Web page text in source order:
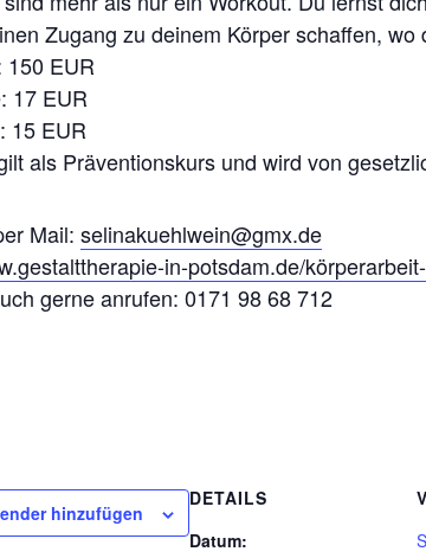
Zugang zu deinem Körper schaffen,
150 EUR
17 EUR
15 EUR
als Präventionskurs und wird von
Mail: selinakuehlwein@gmx.de
in-potsdam.de/
gerne anrufen: 0171 98 68 712
hinzufügen
DETAILS
Datum: